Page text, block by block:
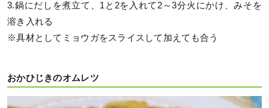
3.鍋にだしを煮立て、1と2を入れて2～3分火にかけ、みそを
溶き入れる
※具材としてミョウガをスライスして加えても合う
おかひじきのオムレツ